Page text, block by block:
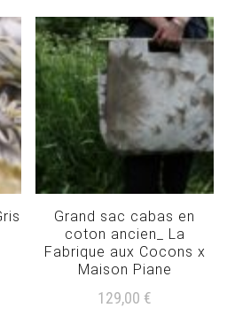
Grand sac cabas en
coton ancien_ La
Fabrique aux Cocons x
Maison Piane
129,00 €